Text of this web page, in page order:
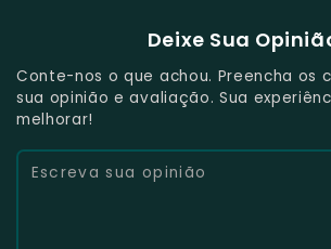
Deixe Sua
Conte-nos o que achou. Preencha os
sua opinião e avaliação. Sua
melhorar!